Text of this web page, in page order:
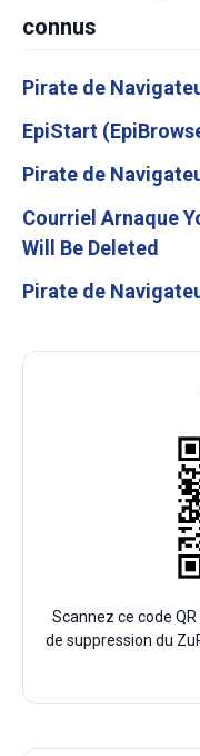
connus
Pirate de
EpiStart
Pirate de
Courriel Arnaque
Will Be Deleted
Pirate de
Scannez ce code
de suppression du